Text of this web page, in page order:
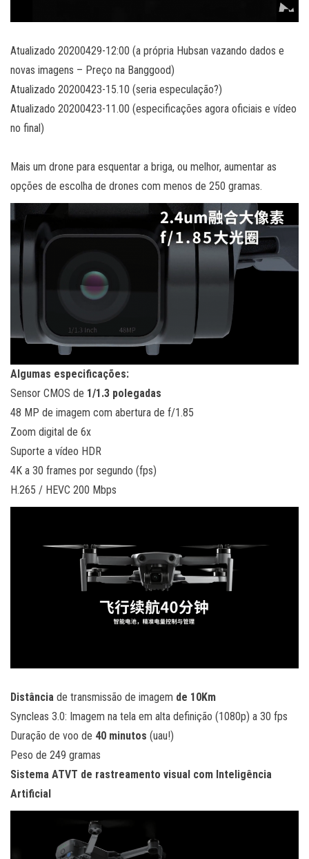
Atualizado 20200429-12:00 (a própria Hubsan vazando dados e
novas imagens – Preço na Banggood)
Atualizado 20200423-15.10 (seria especulação?)
Atualizado 20200423-11.00 (especificações agora oficiais e vídeo
no final)
Mais um drone para esquentar a briga, ou melhor, aumentar as
opções de escolha de drones com menos de 250 gramas.
Algumas especificações:
Sensor CMOS de 1/1.3 polegadas
48 MP de imagem com abertura de f/1.85
Zoom digital de 6x
Suporte a vídeo HDR
4K a 30 frames por segundo (fps)
H.265 / HEVC 200 Mbps
Distância de transmissão de imagem de 10Km
Syncleas 3.0: Imagem na tela em alta definição (1080p) a 30 fps
Duração de voo de 40 minutos (uau!)
Peso de 249 gramas
Sistema ATVT de rastreamento visual com Inteligência
Artificial